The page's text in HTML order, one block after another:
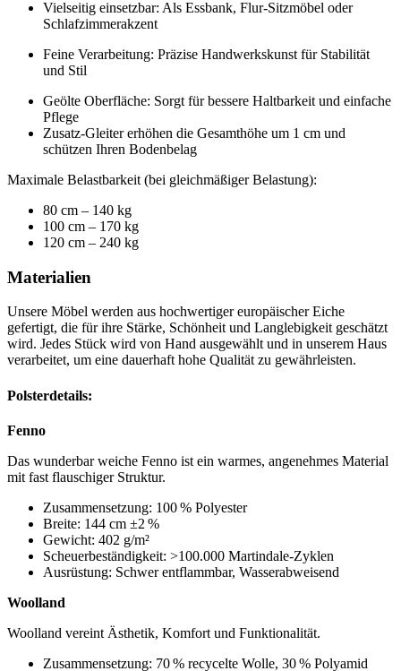
Vielseitig einsetzbar: Als Essbank, Flur-Sitzmöbel oder
Schlafzimmerakzent
Feine Verarbeitung: Präzise Handwerkskunst für Stabilität
und Stil
Geölte Oberfläche: Sorgt für bessere Haltbarkeit und einfache
Pflege
Zusatz-Gleiter erhöhen die Gesamthöhe um 1 cm und
schützen Ihren Bodenbelag
Maximale Belastbarkeit (bei gleichmäßiger Belastung):
80 cm – 140 kg
100 cm – 170 kg
120 cm – 240 kg
Materialien
Unsere Möbel werden aus hochwertiger europäischer Eiche
gefertigt, die für ihre Stärke, Schönheit und Langlebigkeit geschätzt
wird. Jedes Stück wird von Hand ausgewählt und in unserem Haus
verarbeitet, um eine dauerhaft hohe Qualität zu gewährleisten.
Polsterdetails:
Fenno
Das wunderbar weiche Fenno ist ein warmes, angenehmes Material
mit fast flauschiger Struktur.
Zusammensetzung: 100 % Polyester
Breite: 144 cm ±2 %
Gewicht: 402 g/m²
Scheuerbeständigkeit: >100.000 Martindale-Zyklen
Ausrüstung: Schwer entflammbar, Wasserabweisend
Woolland
Woolland vereint Ästhetik, Komfort und Funktionalität.
Zusammensetzung: 70 % recycelte Wolle, 30 % Polyamid